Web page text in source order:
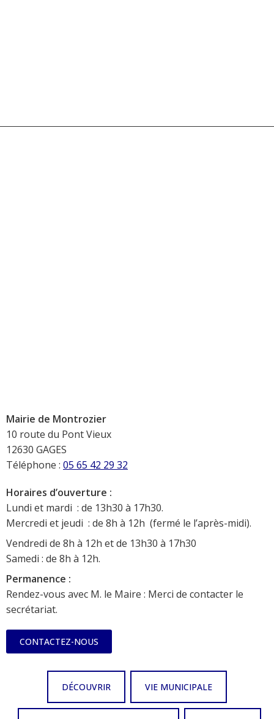
Mairie de Montrozier
10 route du Pont Vieux
12630 GAGES
Téléphone : 05 65 42 29 32
Horaires d’ouverture :
Lundi et mardi : de 13h30 à 17h30.
Mercredi et jeudi : de 8h à 12h (fermé le l’après-midi).
Vendredi de 8h à 12h et de 13h30 à 17h30
Samedi : de 8h à 12h.
Permanence :
Rendez-vous avec M. le Maire : Merci de contacter le
secrétariat.
CONTACTEZ-NOUS
DÉCOUVRIR VIE MUNICIPALE